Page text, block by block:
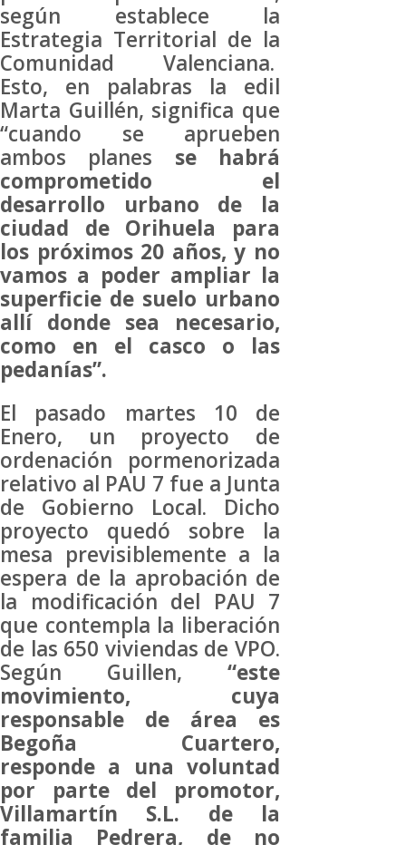
según establece la
Estrategia Territorial de la
Comunidad Valenciana.
Esto, en palabras la edil
Marta Guillén, significa que
“cuando se aprueben
ambos planes se habrá
comprometido el
desarrollo urbano de la
ciudad de Orihuela para
los próximos 20 años, y no
vamos a poder ampliar la
superficie de suelo urbano
allí donde sea necesario,
como en el casco o las
pedanías”.
El pasado martes 10 de
Enero, un proyecto de
ordenación pormenorizada
relativo al PAU 7 fue a Junta
de Gobierno Local. Dicho
proyecto quedó sobre la
mesa previsiblemente a la
espera de la aprobación de
la modificación del PAU 7
que contempla la liberación
de las 650 viviendas de VPO.
Según Guillen,“este
movimiento, cuya
responsable de área es
Begoña Cuartero,
responde a una voluntad
por parte del promotor,
Villamartín S.L. de la
familia Pedrera, de no